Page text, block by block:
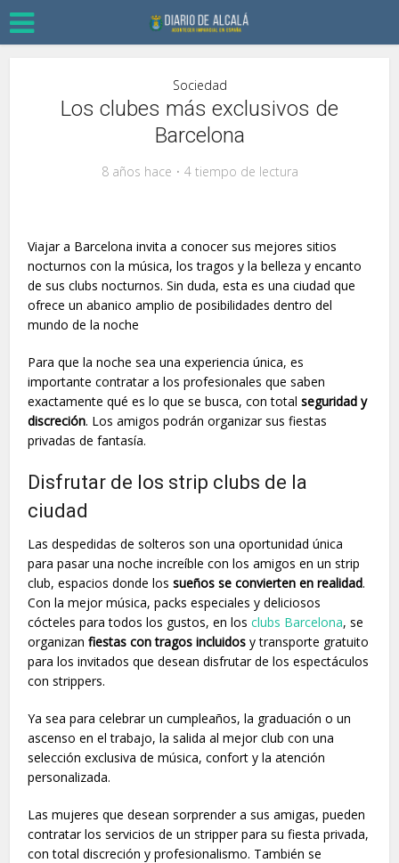
Sociedad
Los clubes más exclusivos de
Barcelona
8 años hace 4 tiempo de lectura
Viajar a Barcelona invita a conocer sus mejores sitios
nocturnos con la música, los tragos y la belleza y encanto
de sus clubs nocturnos. Sin duda, esta es una ciudad que
ofrece un abanico amplio de posibilidades dentro del
mundo de la noche
Para que la noche sea una experiencia única, es
importante contratar a los profesionales que saben
exactamente qué es lo que se busca, con totalseguridad y
discreción. Los amigos podrán organizar sus fiestas
privadas de fantasía.
Disfrutar de los strip clubs de la
ciudad
Las despedidas de solteros son una oportunidad única
para pasar una noche increíble con los amigos en un strip
club, espacios donde lossueños se convierten en realidad.
Con la mejor música, packs especiales y deliciosos
cócteles para todos los gustos, en losclubs Barcelona, se
organizan fiestas con tragos incluidos y transporte gratuito
para los invitados que desean disfrutar de los espectáculos
con strippers.
Ya sea para celebrar un cumpleaños, la graduación o un
ascenso en el trabajo, la salida al mejor club con una
selección exclusiva de música, confort y la atención
personalizada.
Las mujeres que desean sorprender a sus amigas, pueden
contratar los servicios de un stripper para su fiesta privada,
con total discreción y profesionalismo. También se